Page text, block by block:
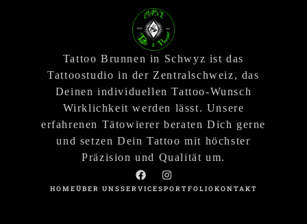
Tattoo Brunnen in Schwyz ist das
Tattoostudio in der Zentralschweiz, das
Deinen individuellen Tattoo-Wunsch
Wirklichkeit werden lässt. Unsere
erfahrenen Tätowierer beraten Dich gerne
und setzen Dein Tattoo mit höchster
Präzision und Qualität um.
HOMEÜBER UNSSERVICESPORTFOLIOKONTAKT